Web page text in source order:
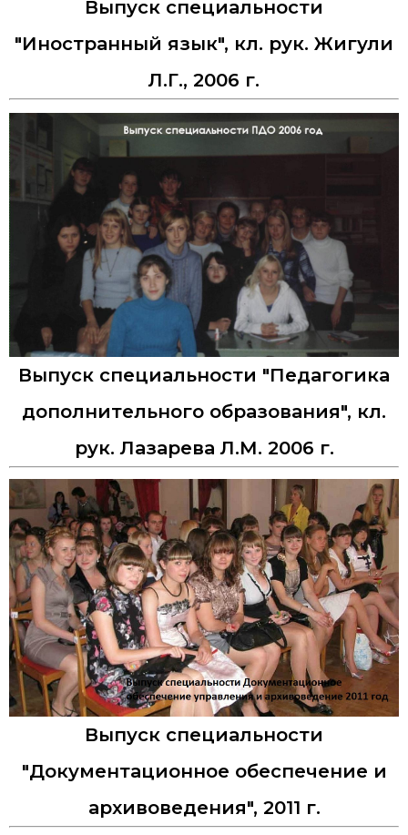
Выпуск специальности
"Иностранный язык", кл. рук. Жигули
Л.Г., 2006 г.
Выпуск специальности "Педагогика
дополнительного образования", кл.
рук. Лазарева Л.М. 2006 г.
Выпуск специальности
"Документационное обеспечение и
архивоведения", 2011 г.